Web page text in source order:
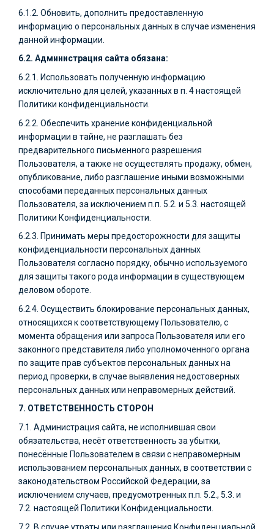
6.1.2. Обновить, дополнить предоставленную
информацию о персональных данных в случае изменения
данной информации.
6.2. Администрация сайта обязана:
6.2.1. Использовать полученную информацию
исключительно для целей, указанных в п. 4 настоящей
Политики конфиденциальности.
6.2.2. Обеспечить хранение конфиденциальной
информации в тайне, не разглашать без
предварительного письменного разрешения
Пользователя, а также не осуществлять продажу, обмен,
опубликование, либо разглашение иными возможными
способами переданных персональных данных
Пользователя, за исключением п.п. 5.2. и 5.3. настоящей
Политики Конфиденциальности.
6.2.3. Принимать меры предосторожности для защиты
конфиденциальности персональных данных
Пользователя согласно порядку, обычно используемого
для защиты такого рода информации в существующем
деловом обороте.
6.2.4. Осуществить блокирование персональных данных,
относящихся к соответствующему Пользователю, с
момента обращения или запроса Пользователя или его
законного представителя либо уполномоченного органа
по защите прав субъектов персональных данных на
период проверки, в случае выявления недостоверных
персональных данных или неправомерных действий.
7. ОТВЕТСТВЕННОСТЬ СТОРОН
7.1. Администрация сайта, не исполнившая свои
обязательства, несёт ответственность за убытки,
понесённые Пользователем в связи с неправомерным
использованием персональных данных, в соответствии с
законодательством Российской Федерации, за
исключением случаев, предусмотренных п.п. 5.2., 5.3. и
7.2. настоящей Политики Конфиденциальности.
7.2. В случае утраты или разглашения Конфиденциальной